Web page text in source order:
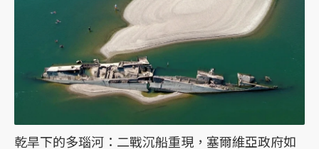
乾旱下的多瑙河：二戰沉船重現，塞爾維亞政府如